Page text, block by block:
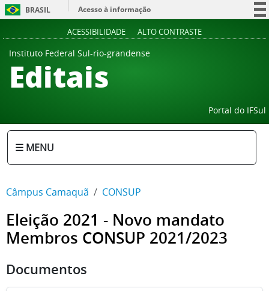
BRASIL
Acesso à informação
ACESSIBILIDADE ALTO CONTRASTE
Instituto Federal Sul-rio-grandense
Editais
Portal do IFSul
☰ MENU
Câmpus Camaquã CONSUP
Eleição 2021 - Novo mandato
Membros CONSUP 2021/2023
Documentos